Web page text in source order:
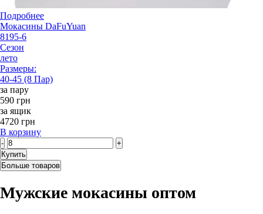
Подробнее
Мокасины DaFuYuan
8195-6
Сезон
лето
Размеры:
40-45 (8 Пар)
за пару
590 грн
за ящик
4720 грн
В корзину
-
+
Купить
Больше товаров
Мужские мокасины оптом